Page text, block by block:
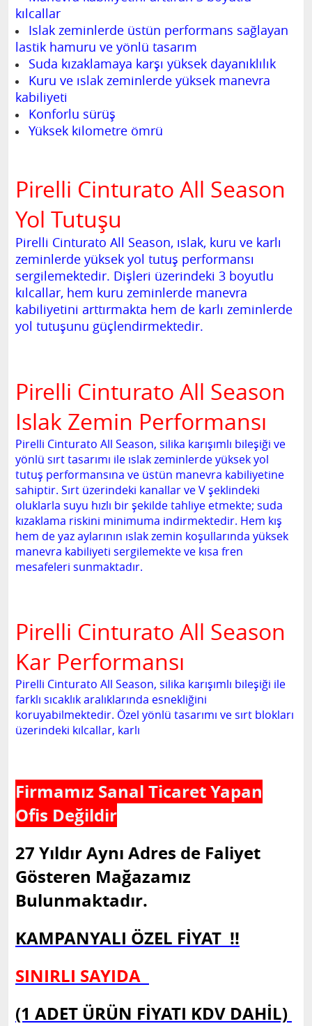
kılcallar
Islak zeminlerde üstün performans sağlayan
lastik hamuru ve yönlü tasarım
Suda kızaklamaya karşı yüksek dayanıklılık
Kuru ve ıslak zeminlerde yüksek manevra
kabiliyeti
Konforlu sürüş
Yüksek kilometre ömrü
Pirelli Cinturato All Season
Yol Tutuşu
Pirelli Cinturato All Season, ıslak, kuru ve karlı
zeminlerde yüksek yol tutuş performansı
sergilemektedir. Dişleri üzerindeki 3 boyutlu
kılcallar, hem kuru zeminlerde manevra
kabiliyetini arttırmakta hem de karlı zeminlerde
yol tutuşunu güçlendirmektedir.
Pirelli Cinturato All Season
Islak Zemin Performansı
Pirelli Cinturato All Season, silika karışımlı bileşiği ve
yönlü sırt tasarımı ile ıslak zeminlerde yüksek yol
tutuş performansına ve üstün manevra kabiliyetine
sahiptir. Sırt üzerindeki kanallar ve V şeklindeki
oluklarla suyu hızlı bir şekilde tahliye etmekte; suda
kızaklama riskini minimuma indirmektedir. Hem kış
hem de yaz aylarının ıslak zemin koşullarında yüksek
manevra kabiliyeti sergilemekte ve kısa fren
mesafeleri sunmaktadır.
Pirelli Cinturato All Season
Kar Performansı
Pirelli Cinturato All Season, silika karışımlı bileşiği ile
farklı sıcaklık aralıklarında esnekliğini
koruyabilmektedir. Özel yönlü tasarımı ve sırt blokları
üzerindeki kılcallar, karlı
Firmamız Sanal Ticaret Yapan
Ofis Değildir
27 Yıldır Aynı Adres de Faliyet
Gösteren Mağazamız
Bulunmaktadır.
KAMPANYALI ÖZEL FİYAT !!
SINIRLI SAYIDA
(1 ADET ÜRÜN FİYATI KDV DAHİL)